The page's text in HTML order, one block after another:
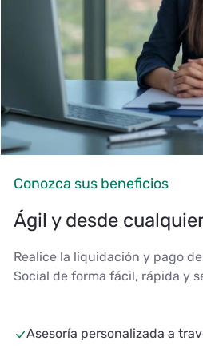
Conozca sus beneficios
Ágil y desde
Realice la liquidación y pago
Social de forma fácil, rápida y
Asesoría personalizada a